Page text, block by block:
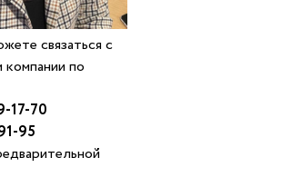
связаться с
по
17-70
95